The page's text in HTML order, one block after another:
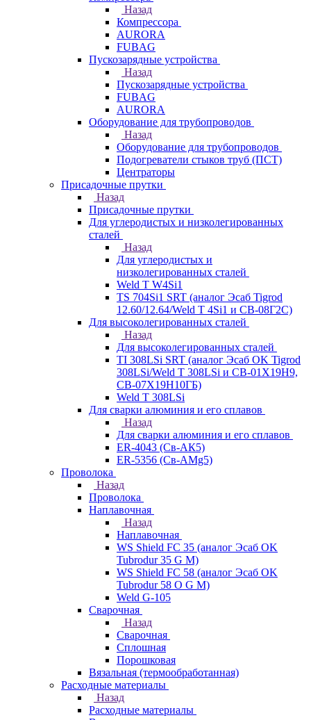
Назад
Компрессора
AURORA
FUBAG
Пускозарядные устройства
Назад
Пускозарядные устройства
FUBAG
AURORA
Оборудование для трубопроводов
Назад
Оборудование для трубопроводов
Подогреватели стыков труб (ПСТ)
Центраторы
Присадочные прутки
Назад
Присадочные прутки
Для углеродистых и низколегированных
сталей
Назад
Для углеродистых и
низколегированных сталей
Weld T W4Si1
TS 704Si1 SRT (аналог Эсаб Tigrod
12.60/12.64/Weld T 4Si1 и СВ-08Г2С)
Для высоколегированных сталей
Назад
Для высоколегированных сталей
TI 308LSi SRT (аналог Эсаб OK Tigrod
308LSi/Weld T 308LSi и СВ-01Х19Н9,
СВ-07Х19Н10ГБ)
Weld T 308LSi
Для сварки алюминия и его сплавов
Назад
Для сварки алюминия и его сплавов
ER-4043 (Св-АК5)
ER-5356 (Св-АМg5)
Проволока
Назад
Проволока
Наплавочная
Назад
Наплавочная
WS Shield FC 35 (аналог Эсаб OK
Tubrodur 35 G M)
WS Shield FC 58 (аналог Эсаб OK
Tubrodur 58 O G M)
Weld G-105
Сварочная
Назад
Сварочная
Сплошная
Порошковая
Вязальная (термообработанная)
Расходные материалы
Назад
Расходные материалы